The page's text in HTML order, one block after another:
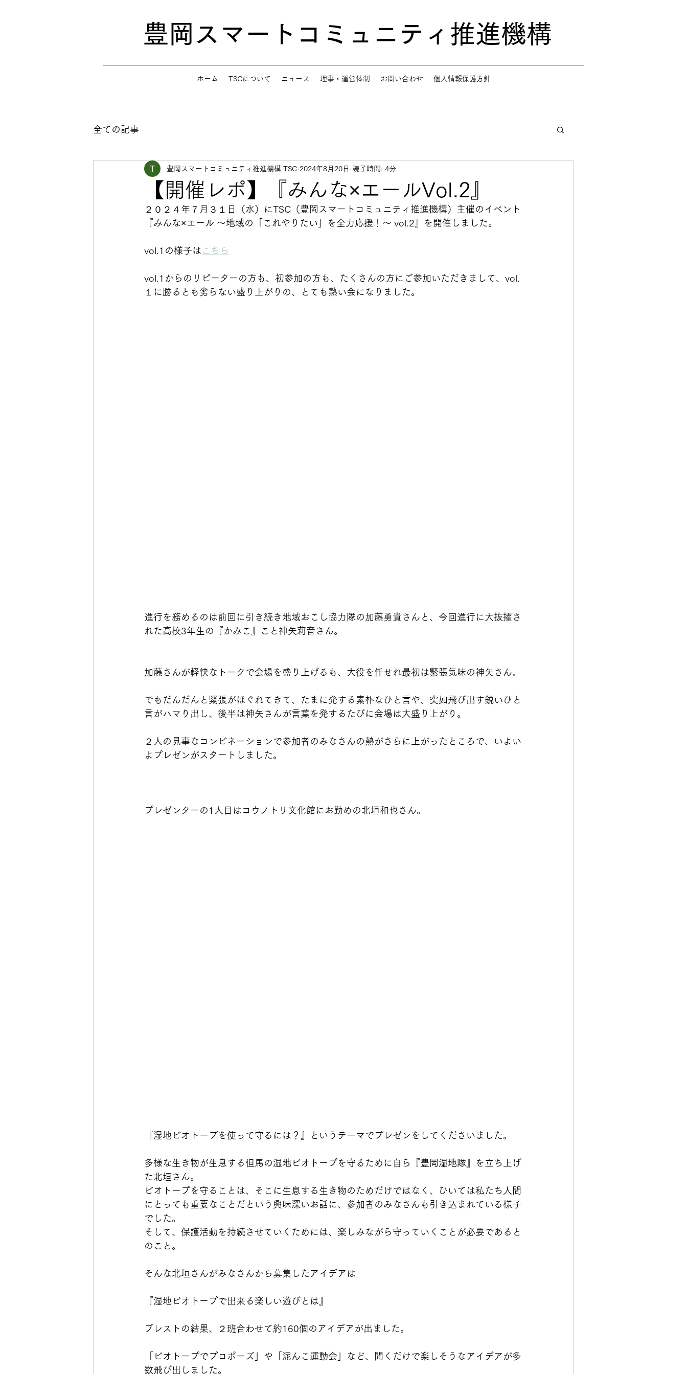
​豊岡スマートコミュニティ推進機構
ホーム TSCについて ニュース 理事・運営体制 お問い合わせ 個人情報保護方針
全ての記事
【開催レポ】『みんな×エールVol.2』
豊岡スマートコミュニティ推進機構 TSC 2024年8月20日 読了時間: 4分
２０２４年７月３１日（水）にTSC（豊岡スマートコミュニティ推進機構）主催のイベント
『みんな×エール ～地域の「これやりたい」を全力応援！～ vol.2』を開催しました。
vol.1の様子は こちら
vol.1からのリピーターの方も、初参加の方も、たくさんの方にご参加いただきまして、vol.
１に勝るとも劣らない盛り上がりの、とても熱い会になりました。
進行を務めるのは前回に引き続き地域おこし協力隊の加藤勇貴さんと、今回進行に大抜擢さ
れた高校3年生の『かみこ』こと神矢莉音さん。
加藤さんが軽快なトークで会場を盛り上げるも、大役を任せれ最初は緊張気味の神矢さん。
でもだんだんと緊張がほぐれてきて、たまに発する素朴なひと言や、突如飛び出す鋭いひと
言がハマり出し、後半は神矢さんが言葉を発するたびに会場は大盛り上がり。
２人の見事なコンビネーションで参加者のみなさんの熱がさらに上がったところで、いよい
よプレゼンがスタートしました。
プレゼンターの1人目はコウノトリ文化館にお勤めの北垣和也さん。
『湿地ビオトープを使って守るには？』というテーマでプレゼンをしてくださいました。
多様な生き物が生息する但馬の湿地ビオトープを守るために自ら『豊岡湿地隊』を立ち上げ
た北垣さん。
ビオトープを守ることは、そこに生息する生き物のためだけではなく、ひいては私たち人間
にとっても重要なことだという興味深いお話に、参加者のみなさんも引き込まれている様子
でした。
そして、保護活動を持続させていくためには、楽しみながら守っていくことが必要であると
のこと。
そんな北垣さんがみなさんから募集したアイデアは
『湿地ビオトープで出来る楽しい遊びとは』
ブレストの結果、２班合わせて約160個のアイデアが出ました。
「ビオトープでプロポーズ」や「泥んこ運動会」など、聞くだけで楽しそうなアイデアが多
数飛び出しました。